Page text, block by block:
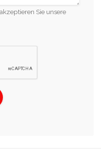
Sie unsere